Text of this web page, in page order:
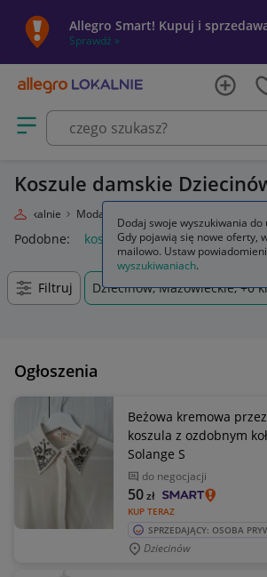
Allegro Smart! Kupuj i
Sprawdź »
Otwórz menu z kategoriami
Koszule damskie
Lokalnie Moda
Podobne: koszule anda47 koszule
Filtruj Dziecinów, Mazowieckie, +0
Ogłoszenia
Beżowa kremowa
koszula z ozdobnym
Solange S
do negocjacji
KUP TERAZ
50zł
SPRZEDAJĄCY: OSOBA
Dziecinów
Dodaj swoje wyszukiwania do
Gdy pojawią się nowe oferty,
mailowo. Ustaw
wyszukiwaniach.